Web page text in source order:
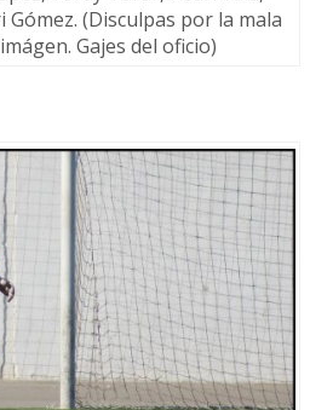
Gómez. (Disculpas por la mala
Gajes del oficio)